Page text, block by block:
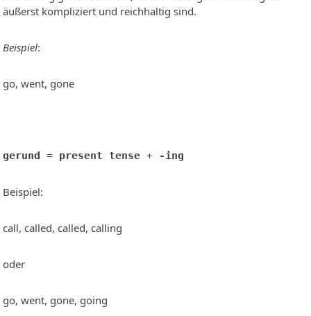
äußerst kompliziert und reichhaltig sind.
Beispiel:
go, went, gone
gerund = present tense + -ing
Beispiel:
call, called, called, calling
oder
go, went, gone, going